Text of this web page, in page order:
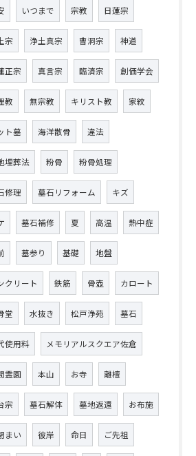
いつまで 宗教 日蓮宗
宗 浄土真宗 曹洞宗 神道
正宗 真言宗 臨済宗 創価学会
教 無宗教 キリスト教 家紋
ト墓 海洋散骨 違法
埋葬法 粉骨 粉骨処理
修理 墓石リフォーム キズ
墓石補修 夏 高温 熱中症
墓参り 基礎 地盤
クリート 鉄筋 骨壺 カロート
堂 水抜き 松戸浄苑 墓石
使用料 メモリアルスクエア佐倉
霊園 本山 お寺 離檀
宗 墓石解体 墓地返還 お布施
まい 彼岸 命日 ご先祖